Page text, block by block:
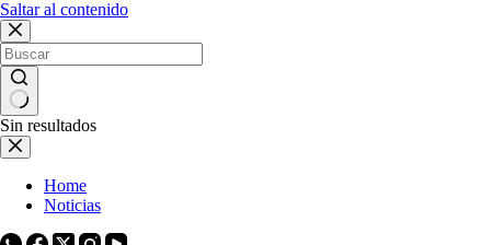
Saltar al contenido
Sin resultados
Home
Noticias